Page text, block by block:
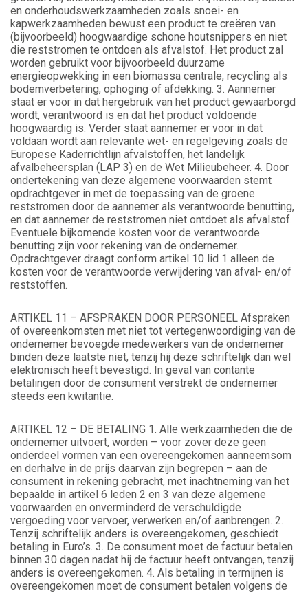
en onderhoudswerkzaamheden zoals snoei- en
kapwerkzaamheden bewust een product te creëren van
(bijvoorbeeld) hoogwaardige schone houtsnippers en niet
die reststromen te ontdoen als afvalstof. Het product zal
worden gebruikt voor bijvoorbeeld duurzame
energieopwekking in een biomassa centrale, recycling als
bodemverbetering, ophoging of afdekking. 3. Aannemer
staat er voor in dat hergebruik van het product gewaarborgd
wordt, verantwoord is en dat het product voldoende
hoogwaardig is. Verder staat aannemer er voor in dat
voldaan wordt aan relevante wet- en regelgeving zoals de
Europese Kaderrichtlijn afvalstoffen, het landelijk
afvalbeheersplan (LAP 3) en de Wet Milieubeheer. 4. Door
ondertekening van deze algemene voorwaarden stemt
opdrachtgever in met de toepassing van de groene
reststromen door de aannemer als verantwoorde benutting,
en dat aannemer de reststromen niet ontdoet als afvalstof.
Eventuele bijkomende kosten voor de verantwoorde
benutting zijn voor rekening van de ondernemer.
Opdrachtgever draagt conform artikel 10 lid 1 alleen de
kosten voor de verantwoorde verwijdering van afval- en/of
reststoffen.
ARTIKEL 11 – AFSPRAKEN DOOR PERSONEEL Afspraken
of overeenkomsten met niet tot vertegenwoordiging van de
ondernemer bevoegde medewerkers van de ondernemer
binden deze laatste niet, tenzij hij deze schriftelijk dan wel
elektronisch heeft bevestigd. In geval van contante
betalingen door de consument verstrekt de ondernemer
steeds een kwitantie.
ARTIKEL 12 – DE BETALING 1. Alle werkzaamheden die de
ondernemer uitvoert, worden – voor zover deze geen
onderdeel vormen van een overeengekomen aanneemsom
en derhalve in de prijs daarvan zijn begrepen – aan de
consument in rekening gebracht, met inachtneming van het
bepaalde in artikel 6 leden 2 en 3 van deze algemene
voorwaarden en onverminderd de verschuldigde
vergoeding voor vervoer, verwerken en/of aanbrengen. 2.
Tenzij schriftelijk anders is overeengekomen, geschiedt
betaling in Euro’s. 3. De consument moet de factuur betalen
binnen 30 dagen nadat hij de factuur heeft ontvangen, tenzij
anders is overeengekomen. 4. Als betaling in termijnen is
overeengekomen moet de consument betalen volgens de